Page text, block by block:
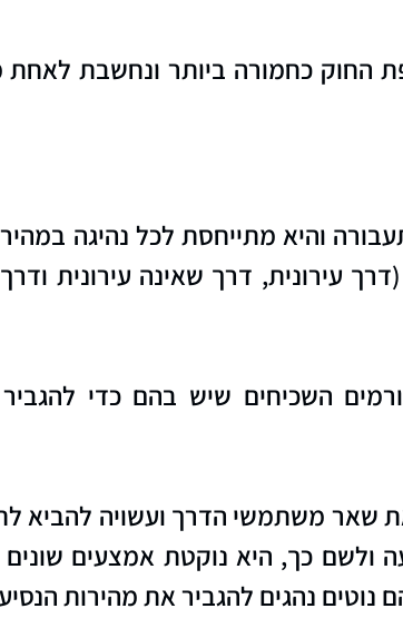
החוק כחמורה ביותר ונחשבת לאחת
הינה עבירה מכוח תקנה 54 לתקנות התעבורה והיא
עירונית, דרך שאינה עירונית
השכיחים שיש בהם כדי
שאר משתמשי הדרך ועשויה להביא
כך, היא נוקטת אמצעים
נוטים נהגים להגביר את מהירות